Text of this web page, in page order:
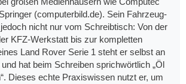
(computerbild.de). Sein Fahrzeug-
nicht nur vom Schreibtisch: Von der
KFZ-Werkstatt bis zur kompletten
Land Rover Serie 1 steht er selbst an
hat beim Schreiben sprichwörtlich „Öl
Dieses echte Praxiswissen nutzt er, um